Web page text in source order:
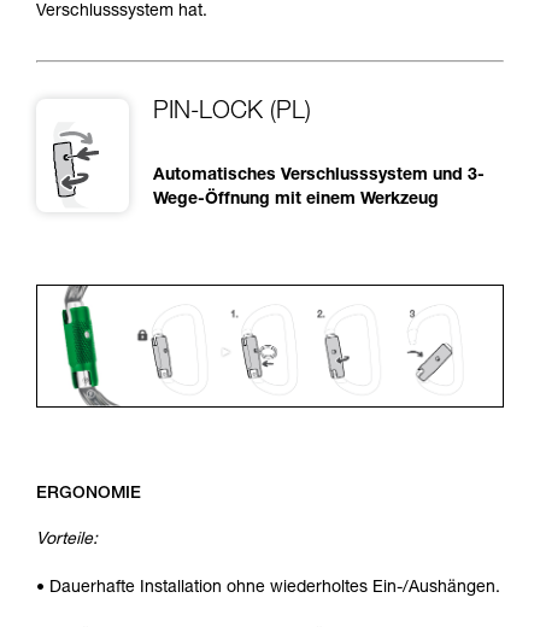
Verschlusssystem hat.
PIN-LOCK (PL)
Automatisches Verschlusssystem und 3-
Wege-Öffnung mit einem Werkzeug
ERGONOMIE
Vorteile:
• Dauerhafte Installation ohne wiederholtes Ein-/Aushängen.